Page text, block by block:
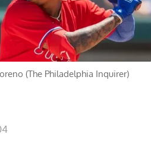
(The Philadelphia Inquirer)